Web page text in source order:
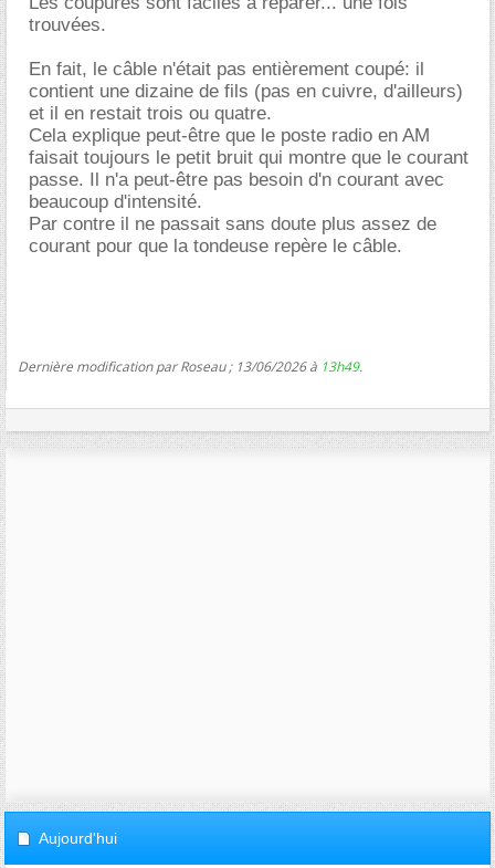
trouvées.
En fait, le câble n'était pas entièrement coupé: il
contient une dizaine de fils (pas en cuivre, d'ailleurs)
et il en restait trois ou quatre.
Cela explique peut-être que le poste radio en AM
faisait toujours le petit bruit qui montre que le courant
passe. Il n'a peut-être pas besoin d'n courant avec
beaucoup d'intensité.
Par contre il ne passait sans doute plus assez de
courant pour que la tondeuse repère le câble.
Dernière modification par Roseau ; 13/06/2026 à 13h49.
Aujourd'hui